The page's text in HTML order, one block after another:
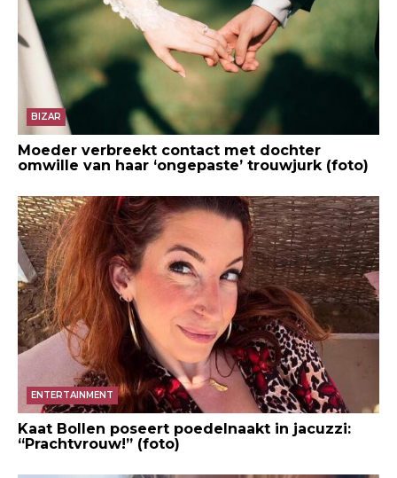
BIZAR
Moeder verbreekt contact met dochter
omwille van haar ‘ongepaste’ trouwjurk (foto)
ENTERTAINMENT
Kaat Bollen poseert poedelnaakt in jacuzzi:
“Prachtvrouw!” (foto)